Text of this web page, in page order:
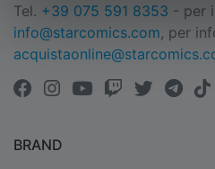
Tel. +39 075 591 8353 - per
info@starcomics.com, per
BRAND